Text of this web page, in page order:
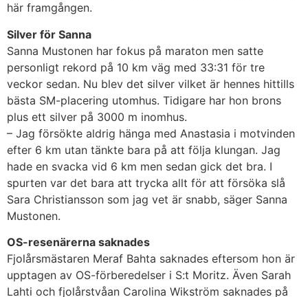
här framgången.
Silver för Sanna
Sanna Mustonen har fokus på maraton men satte
personligt rekord på 10 km väg med 33:31 för tre
veckor sedan. Nu blev det silver vilket är hennes hittills
bästa SM-placering utomhus. Tidigare har hon brons
plus ett silver på 3000 m inomhus.
– Jag försökte aldrig hänga med Anastasia i motvinden
efter 6 km utan tänkte bara på att följa klungan. Jag
hade en svacka vid 6 km men sedan gick det bra. I
spurten var det bara att trycka allt för att försöka slå
Sara Christiansson som jag vet är snabb, säger Sanna
Mustonen.
OS-resenärerna saknades
Fjolårsmästaren Meraf Bahta saknades eftersom hon är
upptagen av OS-förberedelser i S:t Moritz. Även Sarah
Lahti och fjolårstvåan Carolina Wikström saknades på